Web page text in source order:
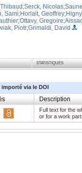
;Serck, Nicolas
Sami;Horlait, Geoffrey
;Ottavy, Gregoire
Piotr;Grimaldi, David
STATISTIQUES
importé via le DOI
Description
Full text for the
or for a work part